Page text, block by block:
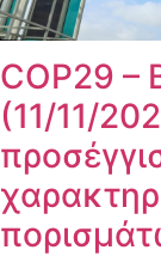
COP29 –
(11/11/